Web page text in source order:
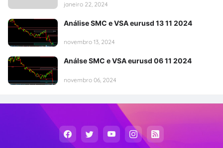
janeiro 22, 2024
Análise SMC e VSA eurusd 13 11 2024
novembro 13, 2024
Análse SMC e VSA eurusd 06 11 2024
novembro 06, 2024